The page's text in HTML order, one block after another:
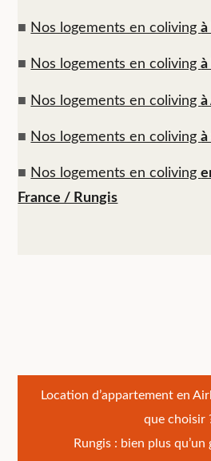
■ Nos logements en colivingà
■ Nos logements en colivingà
■ Nos logements en coliving
■ Nos logements en coliving
■ Nos logements en coliving
France / Rungis
Navigation
Location d’appartement en
que choisir
Rungis : bien plus